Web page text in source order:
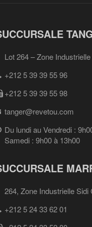
Lot 264 – Zone
+212 5 39 39 55 96
+212 5 39 39 55 98
tanger@revetou.com
Du lundi au Vendredi :
Samedi : 9h00 à 13h00
264, Zone Industrielle
+212 5 24 33 62 01